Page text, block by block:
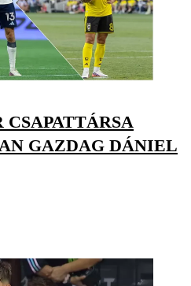
GAZDAG DÁNIEL